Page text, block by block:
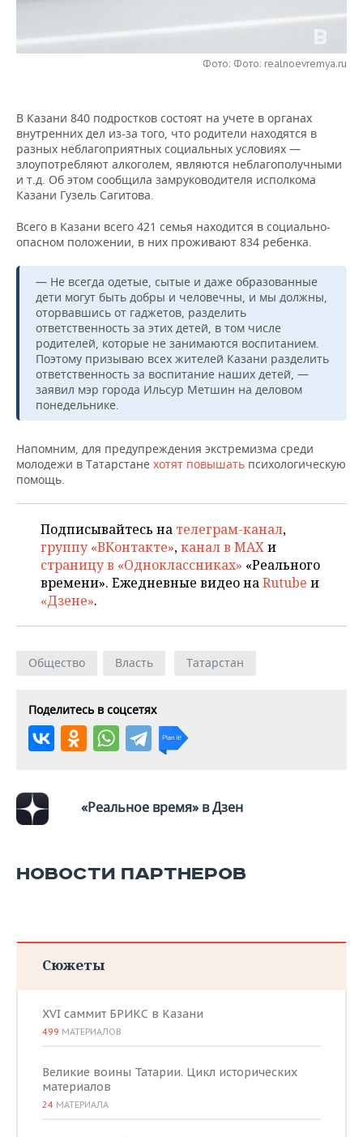
НЕФТЕХИМИЯ
НЕФТЬ
ЭНЕРГЕТИКА
РОЗНИЧНАЯ ТОРГОВЛЯ
НОВОСТИ ТЕХНОЛОГИЙ
ТЕЛЕКОММУНИКАЦИИ
МЕРОПРИЯТИЯ
БИЗНЕС-БРАНЧИ
ONLINE-КОНФЕРЕНЦИИ
ФУТБОЛ
ХОККЕЙ
КИБЕРСПОРТ
ФИГУРНОЕ КАТАНИЕ
ВОДНЫЕ ВИДЫ СПОРТА
ХОККЕЙ С МЯЧОМ
НОВОСТИ ОБЩЕСТВА
ВЛАСТЬ
КУЛЬТУРА
МЕДИЦИНА
ОБРАЗОВАНИЕ
ПРОИСШЕСТВИЯ
ФОТОГАЛЕРЕЯ
СЮЖЕТЫ
СПИСОК КОМПАНИЙ
Фото: Фото: realnoevremya.ru
В Казани 840 подростков состоят на учете в органах
внутренних дел из-за того, что родители находятся в
разных неблагоприятных социальных условиях —
злоупотребляют алкоголем, являются неблагополучными
и т.д. Об этом сообщила замруководителя исполкома
Казани Гузель Сагитова.
Всего в Казани всего 421 семья находится в социально-
опасном положении, в них проживают 834 ребенка.
— Не всегда одетые, сытые и даже образованные
дети могут быть добры и человечны, и мы должны,
оторвавшись от гаджетов, разделить
ответственность за этих детей, в том числе
родителей, которые не занимаются воспитанием.
Поэтому призываю всех жителей Казани разделить
ответственность за воспитание наших детей, —
заявил мэр города Ильсур Метшин на деловом
понедельнике.
Напомним, для предупреждения экстремизма среди
молодежи в Татарстане хотят повышать психологическую
помощь.
Подписывайтесь на телеграм-канал,
группу «ВКонтакте»,канал в MAXи
страницу в «Одноклассниках» «Реального
времени». Ежедневные видео наRutube и
«Дзене».
Общество Власть Татарстан
Поделитесь в соцсетях
«Реальное время» в Дзен
НОВОСТИ ПАРТНЕРОВ
Сюжеты
XVI саммит БРИКС в Казани
499 МАТЕРИАЛОВ
Великие воины Татарии. Цикл исторических
материалов
24 МАТЕРИАЛА